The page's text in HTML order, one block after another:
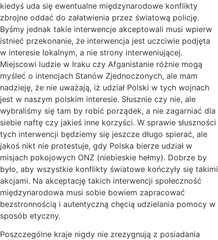
kiedyś uda się ewentualne międzynarodowe konflikty
zbrojne oddać do załatwienia przez światową policję.
Byśmy jednak takie interwencje akceptowali musi wpierw
istnieć przekonanie, że interwencja jest uczciwie podjęta
w interesie lokalnym, a nie strony interweniującej.
Miejscowi ludzie w Iraku czy Afganistanie różnie mogą
myśleć o intencjach Stanów Zjednoczonych, ale mam
nadzieję, że nie uważają, iż udział Polski w tych wojnach
jest w naszym polskim interesie. Słusznie czy nie, ale
wybraliśmy się tam by robić porządek, a nie zagarniać dla
siebie naftę czy jakieś inne korzyści. W sprawie słuszności
tych interwencji będziemy się jeszcze długo spierać, ale
jakoś nikt nie protestuje, gdy Polska bierze udział w
misjach pokojowych ONZ (niebieskie hełmy). Dobrze by
było, aby wszystkie konflikty światowe kończyły się takimi
akcjami. Na akceptację takich interwencji społeczność
międzynarodowa musi sobie bowiem zapracować
bezstronnością i autentyczną chęcią udzielania pomocy w
sposób etyczny.
Poszczególne kraje nigdy nie zrezygnują z posiadania